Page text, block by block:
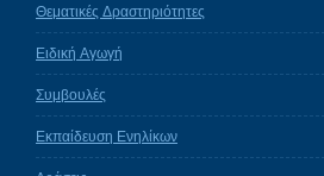
Θεματικές Δραστηριότητες
Ειδική Αγωγή
Συμβουλές
Εκπαίδευση Ενηλίκων